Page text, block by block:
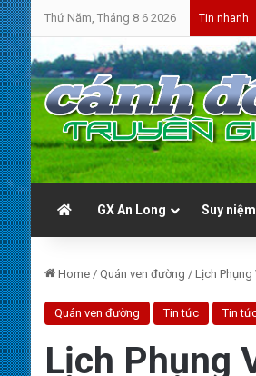
Thứ Năm, Tháng 8 6 2026 Tin nhanh
GX An Long Suy niệm
Home / Quán ven đường / Lịch Phụng
Quán ven đường Tin tức Tin
Lịch Phụng